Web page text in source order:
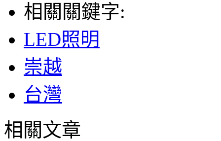
相關關鍵字:
LED照明
崇越
台灣
相關文章